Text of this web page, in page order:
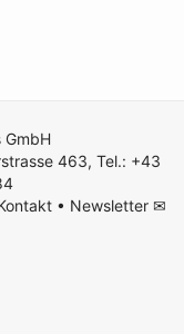
463, Tel.: +43
• Newsletter ✉